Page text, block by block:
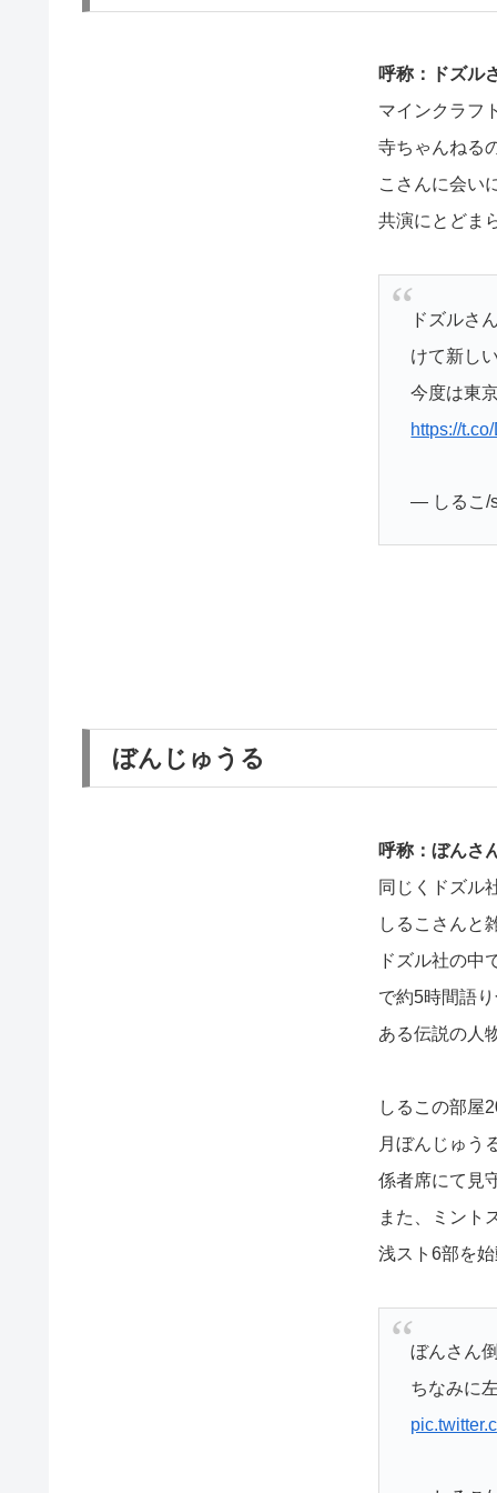
呼称：ドズル
マインクラフ
寺ちゃんねる
こさんに会い
共演にとどま
ドズルさ
けて新し
今度は東
https://
— しるこ/
ぼんじゅうる
呼称：ぼんさ
同じくドズル
しるこさんと
ドズル社の中
で約5時間語
ある伝説の人
しるこの部屋
月ぼんじゅう
係者席にて見
また、ミント
浅スト6部を
ぼんさん
ちなみに